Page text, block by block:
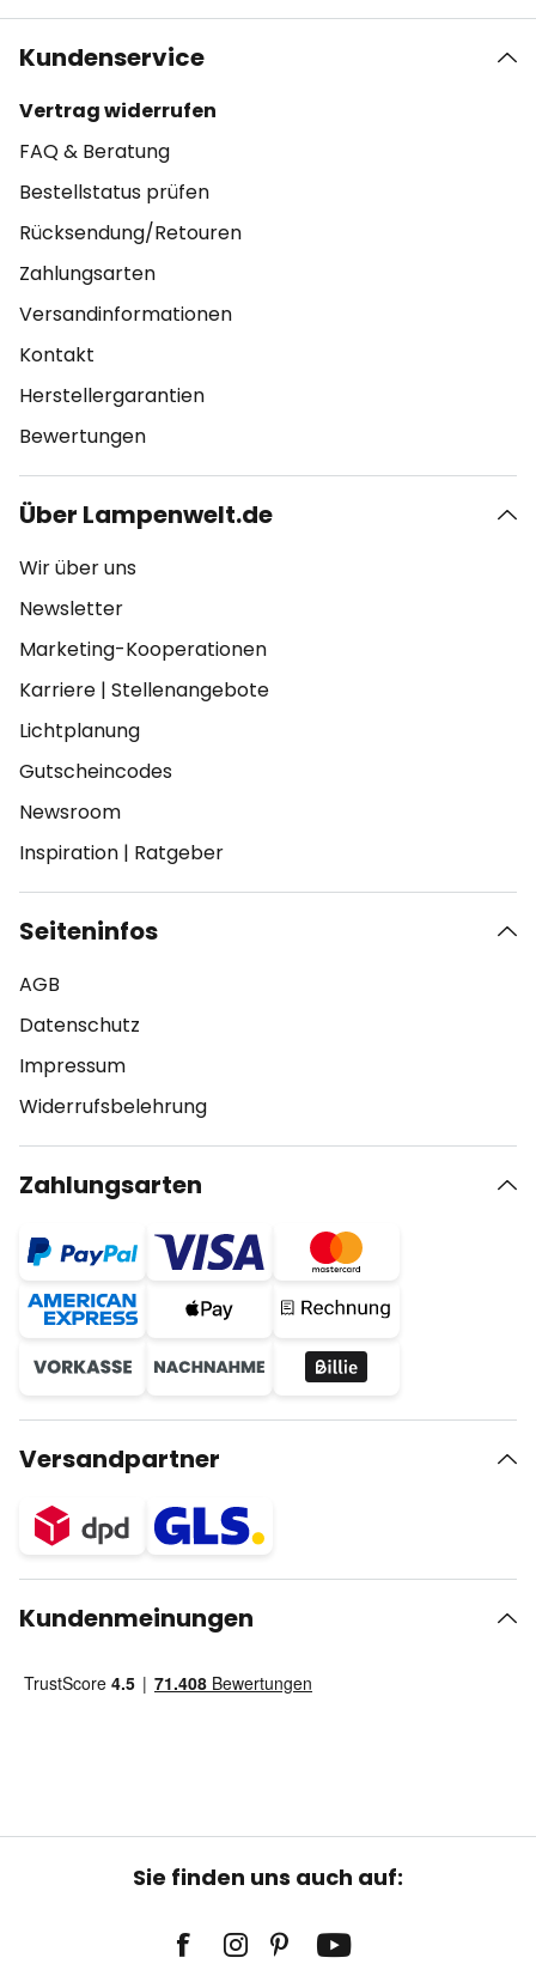
Kundenservice
Vertrag widerrufen
FAQ & Beratung
Bestellstatus prüfen
Rücksendung/Retouren
Zahlungsarten
Versandinformationen
Kontakt
Herstellergarantien
Bewertungen
Über Lampenwelt.de
Wir über uns
Newsletter
Marketing-Kooperationen
Karriere | Stellenangebote
Lichtplanung
Gutscheincodes
Newsroom
Inspiration | Ratgeber
Seiteninfos
AGB
Datenschutz
Impressum
Widerrufsbelehrung
Zahlungsarten
Versandpartner
Kundenmeinungen
Sie finden uns auch auf: